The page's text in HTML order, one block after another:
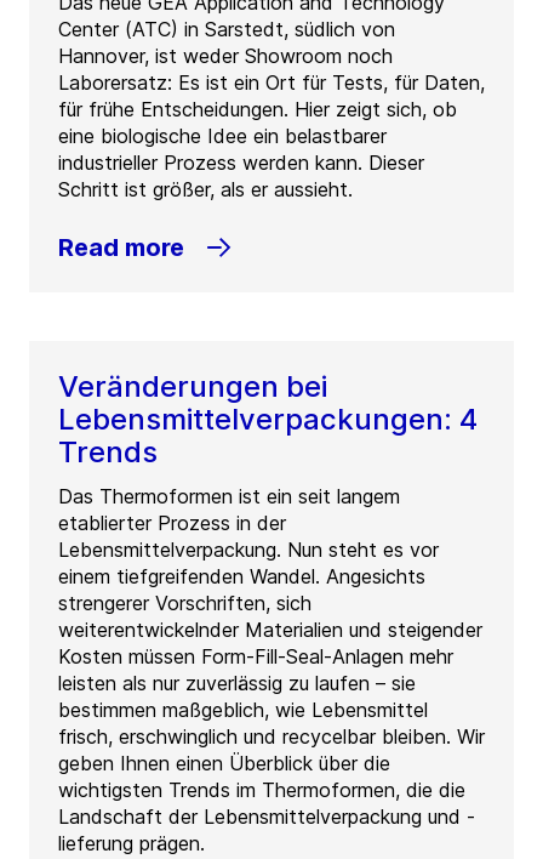
Center (ATC) in Sarstedt, südlich von
Hannover, ist weder Showroom noch
Laborersatz: Es ist ein Ort für Tests, für Daten,
für frühe Entscheidungen. Hier zeigt sich, ob
eine biologische Idee ein belastbarer
industrieller Prozess werden kann. Dieser
Schritt ist größer, als er aussieht.
Read more
Veränderungen bei
Lebensmittelverpackungen: 4
Trends
Das Thermoformen ist ein seit langem
etablierter Prozess in der
Lebensmittelverpackung. Nun steht es vor
einem tiefgreifenden Wandel. Angesichts
strengerer Vorschriften, sich
weiterentwickelnder Materialien und steigender
Kosten müssen Form-Fill-Seal-Anlagen mehr
leisten als nur zuverlässig zu laufen – sie
bestimmen maßgeblich, wie Lebensmittel
frisch, erschwinglich und recycelbar bleiben. Wir
geben Ihnen einen Überblick über die
wichtigsten Trends im Thermoformen, die die
Landschaft der Lebensmittelverpackung und -
lieferung prägen.